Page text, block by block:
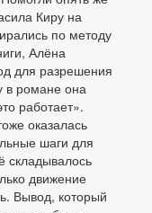
Киру на
по методу
Алёна
для разрешения
в романе она
работает».
оказалась
шаги для
складывалось
движение
Вывод, который